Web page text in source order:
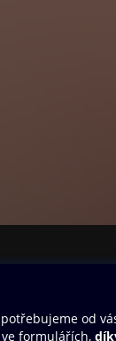
Aplikace a hry
SMS/MMS Info